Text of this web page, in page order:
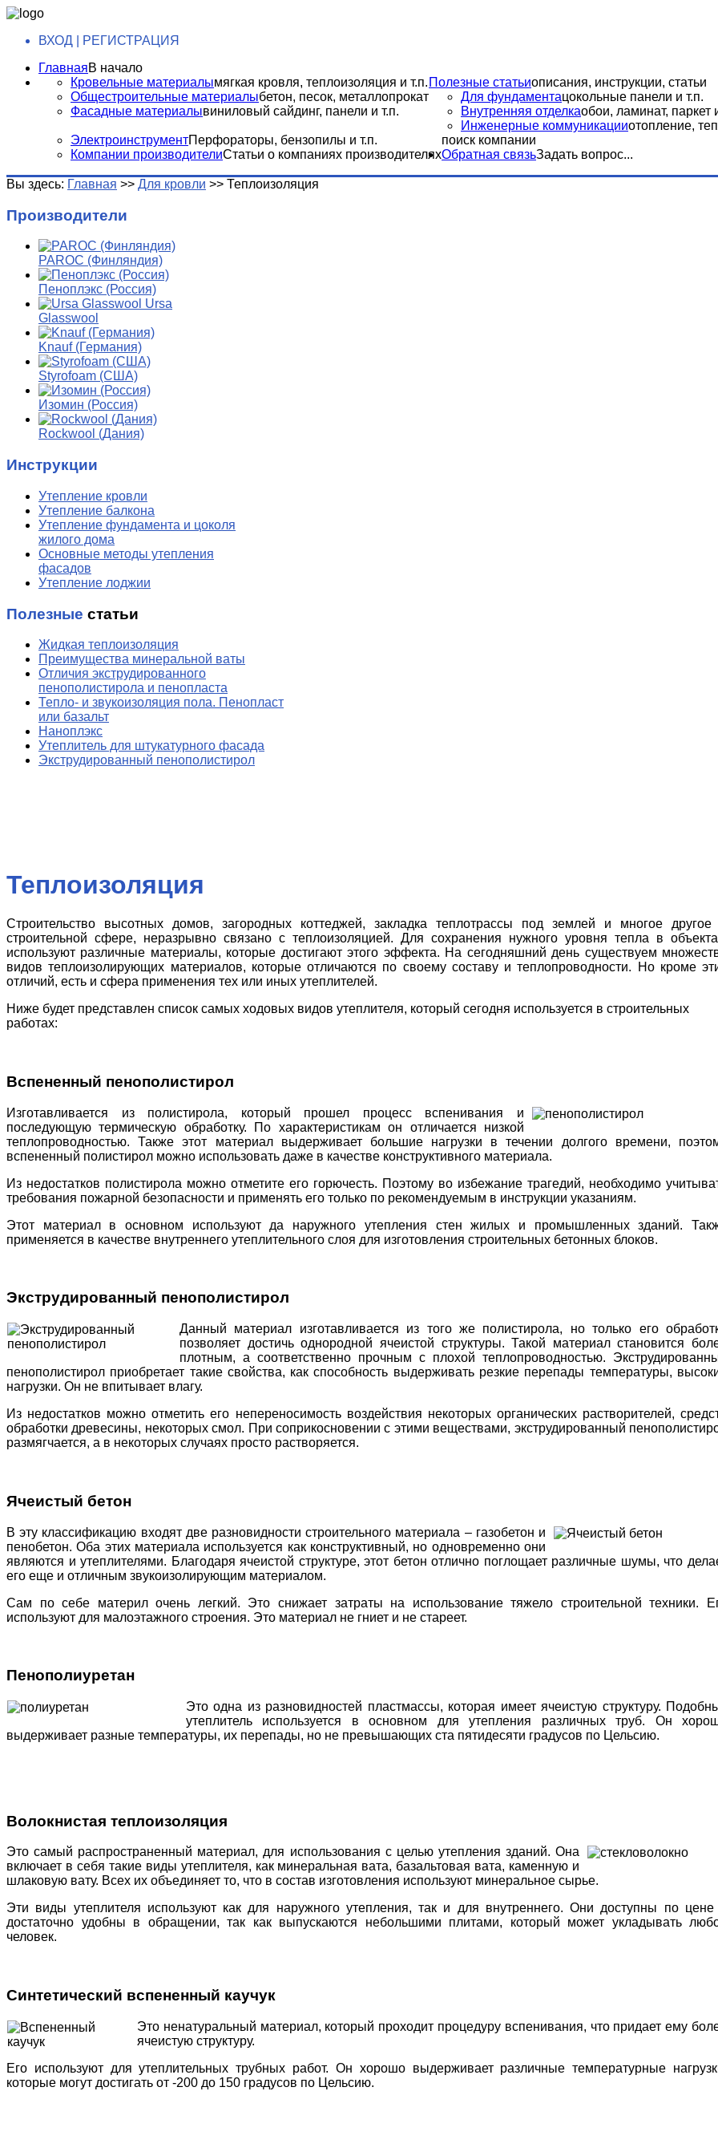
ВХОД | РЕГИСТРАЦИЯ
ГлавнаяВ начало
Полезные статьиописания, инструкции, статьи
Кровельные материалымягкая кровля, теплоизоляция и т.п.
Общестроительные материалыбетон, песок, металлопрокат
Фасадные материалывиниловый сайдинг, панели и т.п.
Для фундаментацокольные панели и т.п.
Внутренняя отделкаобои, ламинат, паркет
Инженерные коммуникацииотопление,
ЭлектроинструментПерфораторы, бензопилы и т.п.
Компании производителиСтатьи о компаниях производителях
поиск компании
Обратная связьЗадать вопрос...
Вы здесь: Главная >> Для кровли >> Теплоизоляция
Производители
PAROC (Финляндия)
Пеноплэкс (Россия)
Ursa
Glasswool
Knauf (Германия)
Styrofoam (США)
Изомин (Россия)
Rockwool (Дания)
Инструкции
Утепление кровли
Утепление балкона
Утепление фундамента и цоколя
жилого дома
Основные методы утепления
фасадов
Утепление лоджии
Полезные статьи
Жидкая теплоизоляция
Преимущества минеральной ваты
Отличия экструдированного
пенополистирола и пенопласта
Тепло- и звукоизоляция пола. Пенопласт
или базальт
Наноплэкс
Утеплитель для штукатурного фасада
Экструдированный пенополистирол
Теплоизоляция
Строительство высотных домов, загородных коттеджей, закладка теплотрассы под землей и многое другое
строительной сфере, неразрывно связано с теплоизоляцией. Для сохранения нужного уровня тепла в
используют различные материалы, которые достигают этого эффекта. На сегодняшний день существуем
видов теплоизолирующих материалов, которые отличаются по своему составу и теплопроводности. Но кроме
отличий, есть и сфера применения тех или иных утеплителей.
Ниже будет представлен список самых ходовых видов утеплителя, который сегодня используется в строительных
работах:
Вспененный пенополистирол
Изготавливается из полистирола, который прошел процесс вспенивания и
последующую термическую обработку. По характеристикам он отличается низкой
теплопроводностью. Также этот материал выдерживает большие нагрузки в течении долгого времени,
вспененный полистирол можно использовать даже в качестве конструктивного материала.
Из недостатков полистирола можно отметите его горючесть. Поэтому во избежание трагедий, необходимо
требования пожарной безопасности и применять его только по рекомендуемым в инструкции указаниям.
Этот материал в основном используют да наружного утепления стен жилых и промышленных зданий.
применяется в качестве внутреннего утеплительного слоя для изготовления строительных бетонных блоков.
Экструдированный пенополистирол
Данный материал изготавливается из того же полистирола, но только его
позволяет достичь однородной ячеистой структуры. Такой материал становится
плотным, а соответственно прочным с плохой теплопроводностью.
пенополистирол приобретает такие свойства, как способность выдерживать резкие перепады температуры,
нагрузки. Он не впитывает влагу.
Из недостатков можно отметить его непереносимость воздействия некоторых органических растворителей,
обработки древесины, некоторых смол. При соприкосновении с этими веществами, экструдированный
размягчается, а в некоторых случаях просто растворяется.
Ячеистый бетон
В эту классификацию входят две разновидности строительного материала – газобетон и
пенобетон. Оба этих материала используется как конструктивный, но одновременно они
являются и утеплителями. Благодаря ячеистой структуре, этот бетон отлично поглощает различные шумы, что
его еще и отличным звукоизолирующим материалом.
Сам по себе материл очень легкий. Это снижает затраты на использование тяжело строительной техники.
используют для малоэтажного строения. Это материал не гниет и не стареет.
Пенополиуретан
Это одна из разновидностей пластмассы, которая имеет ячеистую структуру.
утеплитель используется в основном для утепления различных труб. Он
выдерживает разные температуры, их перепады, но не превышающих ста пятидесяти градусов по Цельсию.
Волокнистая теплоизоляция
Это самый распространенный материал, для использования с целью утепления зданий. Она
включает в себя такие виды утеплителя, как минеральная вата, базальтовая вата, каменную и
шлаковую вату. Всех их объединяет то, что в состав изготовления используют минеральное сырье.
Эти виды утеплителя используют как для наружного утепления, так и для внутреннего. Они доступны по цене
достаточно удобны в обращении, так как выпускаются небольшими плитами, который может укладывать
человек.
Синтетический вспененный каучук
Это ненатуральный материал, который проходит процедуру вспенивания, что придает ему
ячеистую структуру.
Его используют для утеплительных трубных работ. Он хорошо выдерживает различные температурные
которые могут достигать от -200 до 150 градусов по Цельсию.